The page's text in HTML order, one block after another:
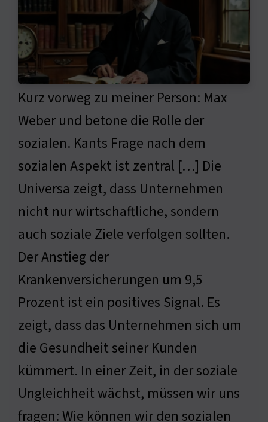
Kurz vorweg zu meiner Person: Max
Weber und betone die Rolle der
sozialen. Kants Frage nach dem
sozialen Aspekt ist zentral […] Die
Universa zeigt, dass Unternehmen
nicht nur wirtschaftliche, sondern
auch soziale Ziele verfolgen sollten.
Der Anstieg der
Krankenversicherungen um 9,5
Prozent ist ein positives Signal. Es
zeigt, dass das Unternehmen sich um
die Gesundheit seiner Kunden
kümmert. In einer Zeit, in der soziale
Ungleichheit wächst, müssen wir uns
fragen: Wie können wir den sozialen